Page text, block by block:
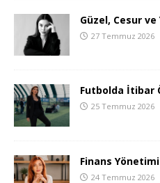
Güzel, Cesur
27 Temmuz 2026
Futbolda İtibar
25 Temmuz 2026
Finans
24 Temmuz 2026